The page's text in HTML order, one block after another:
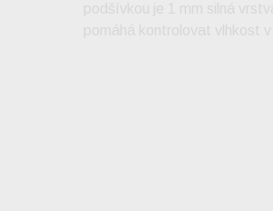
podšívkou je 1 mm silná